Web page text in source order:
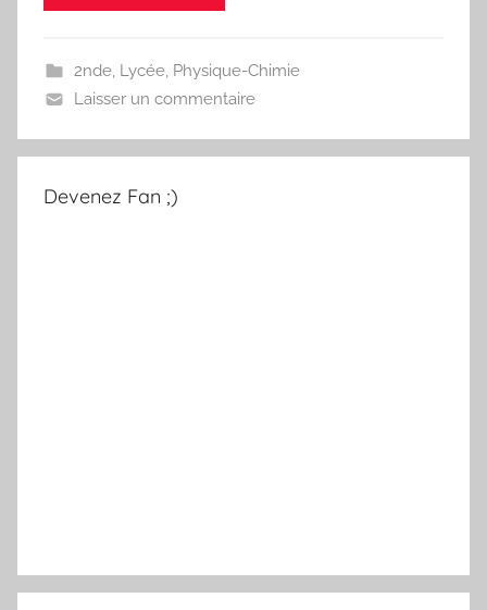
2nde, Lycée, Physique-Chimie
Laisser un commentaire
Devenez Fan ;)